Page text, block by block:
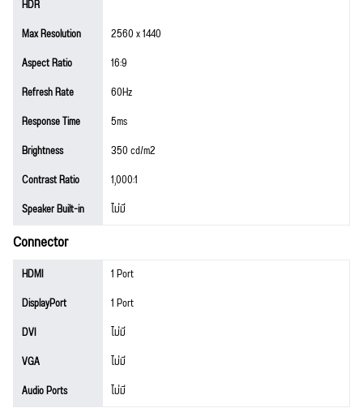
HDR
Max Resolution
2560 x 1440
Aspect Ratio
16:9
Refresh Rate
60Hz
Response Time
5ms
Brightness
350 cd/m2
Contrast Ratio
1,000:1
Speaker Built-in
ไม่มี
Connector
HDMI
1 Port
DisplayPort
1 Port
DVI
ไม่มี
VGA
ไม่มี
Audio Ports
ไม่มี